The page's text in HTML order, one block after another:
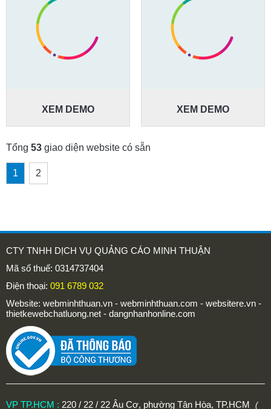
XEM DEMO XEM DEMO
Tổng 53 giao diện website có sẵn
1 2
CTY TNHH DỊCH VỤ QUẢNG CÁO MINH THUẬN
Mã số thuế: 0314737404
Điện thoại: 091 6789 032
Website: webminhthuan.vn - webminhthuan.com - websitere.vn -
thietkewebchatluong.net - dangnhanhonline.com
VP TP.HCM : 220 / 22 / 22 Âu Cơ, phường Tân Hòa, TP.HCM (